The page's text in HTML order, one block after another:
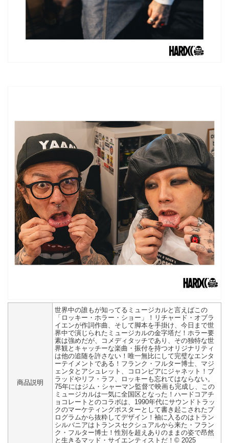
商品説明
世界中の誰もが知ってるミュージカルと言えばこの
「ロッキー・ホラー・ショー」！リチャード・オブラ
イエンが作詞作曲、そして脚本を手掛け、今日まで世
界中で演じられたミュージカルの金字塔だ！ホラー要
素は強めだが、コメディタッチであり、その独特な世
界観とキャッチーな楽曲・振付を持つオリジナリティ
は他の追随を許さない！唯一無比にして完璧なエンタ
ーテイメントである！フランク・フルター博士、マジ
ェンタとアシュレット、コロンビアにジャネット！ブ
ラッドやリフ・ラフ、ロッキーも忘れてはならない。
75年にはジム・シャーマン監督で映画も完成し、この
ミュージカルは一気に全国区となった！ハードコアチ
ョコレートとのコラボは、1990年代にサウンドトラッ
クのマーケティングポスターとして書き起こされたプ
ログラムから抜粋してデザイン！袖に入るのはトラン
シルバニアはトランスセクシュアルから来た・フラン
ク・フルター博士！性別を超えありのままの姿で昂然
と生きるマッド・サイエンティストだ！© 2025